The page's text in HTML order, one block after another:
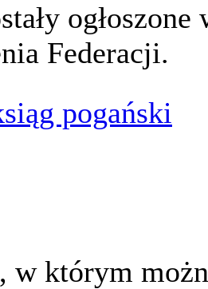
ogłoszone
Federacji.
pogański
w którym